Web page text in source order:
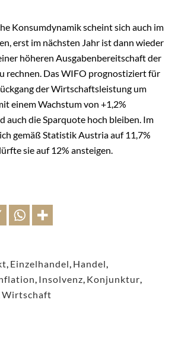
Konsumdynamik scheint sich auch im
erst im nächsten Jahr ist dann wieder
höheren Ausgabenbereitschaft der
rechnen. Das WIFO prognostiziert für
der Wirtschaftsleistung um
einem Wachstum von +1,2%
auch die Sparquote hoch bleiben. Im
gemäß Statistik Austria auf 11,7%
sie auf 12% ansteigen.
, Einzelhandel, Handel,
, Insolvenz, Konjunktur,
Wirtschaft